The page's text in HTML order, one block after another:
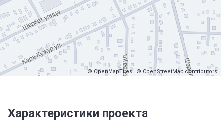
© OpenMapTiles © OpenStreetMap contributors
Характеристики проекта